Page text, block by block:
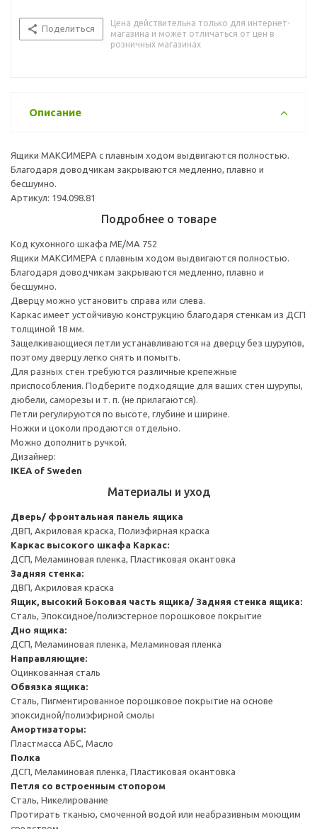
Поделиться
Цена действительна только для интернет-
магазина и может отличаться от цен в
розничных магазинах
Описание
Ящики МАКСИМЕРА с плавным ходом выдвигаются полностью.
Благодаря доводчикам закрываются медленно, плавно и
бесшумно.
Артикул: 194.098.81
Подробнее о товаре
Код кухонного шкафа ME/MA 752
Ящики МАКСИМЕРА с плавным ходом выдвигаются полностью.
Благодаря доводчикам закрываются медленно, плавно и
бесшумно.
Дверцу можно установить справа или слева.
Каркас имеет устойчивую конструкцию благодаря стенкам из ДСП
толщиной 18 мм.
Защелкивающиеся петли устанавливаются на дверцу без шурупов,
поэтому дверцу легко снять и помыть.
Для разных стен требуются различные крепежные
приспособления. Подберите подходящие для ваших стен шурупы,
дюбели, саморезы и т. п. (не прилагаются).
Петли регулируются по высоте, глубине и ширине.
Ножки и цоколи продаются отдельно.
Можно дополнить ручкой.
Дизайнер:
IKEA of Sweden
Материалы и уход
Дверь/ фронтальная панель ящика
ДВП, Акриловая краска, Полиэфирная краска
Каркас высокого шкафа Каркас:
ДСП, Меламиновая пленка, Пластиковая окантовка
Задняя стенка:
ДВП, Акриловая краска
Ящик, высокий Боковая часть ящика/ Задняя стенка ящика:
Сталь, Эпоксидное/полиэстерное порошковое покрытие
Дно ящика:
ДСП, Меламиновая пленка, Меламиновая пленка
Направляющие:
Оцинкованная сталь
Обвязка ящика:
Сталь, Пигментированное порошковое покрытие на основе
эпоксидной/полиэфирной смолы
Амортизаторы:
Пластмасса АБС, Масло
Полка
ДСП, Меламиновая пленка, Пластиковая окантовка
Петля со встроенным стопором
Сталь, Никелирование
Протирать тканью, смоченной водой или неабразивным моющим